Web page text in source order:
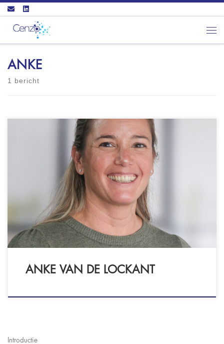
Ga naar inhoud
ANKE
1 bericht
IJK met Anke Locatie: Coaching in regio
Gelderland Incompany coaching of op externe
locaties Vestigingslocatie is Malden
Certificering: NOBCO - EIA Practitioner TMA
Professional DISC en DISC Drijfveren
gecertificeerd Wie ik ben: Doe waar je blij van
wordt. Dat is mijn basis en het geeft me energie.
Zo leef […]
ANKE VAN DE LOCKANT
Introductie